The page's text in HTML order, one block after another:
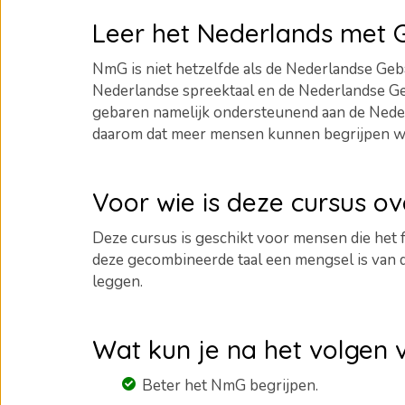
Leer het Nederlands met
NmG is niet hetzelfde als de Nederlandse
Nederlandse spreektaal en de Nederlandse
gebaren namelijk ondersteunend aan de
daarom dat meer mensen kunnen begrijpen
Voor wie is deze cursus
Deze cursus is geschikt voor mensen die
deze gecombineerde taal een mengsel is
leggen.
Wat kun je na het volgen
Beter het NmG begrijpen.